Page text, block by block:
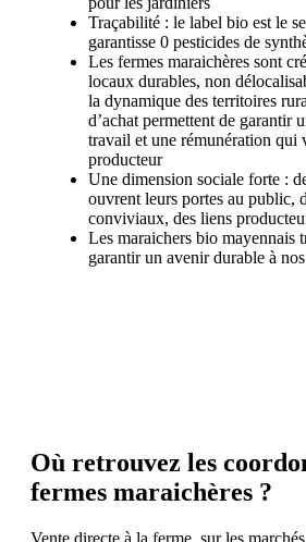
Traçabilité : le label bio est le
garantisse 0 pesticides de
Les fermes maraichères sont
locaux durables, non
la dynamique des territoires
d’achat permettent de garantir
travail et une rémunération qui
producteur
Une dimension sociale forte :
ouvrent leurs portes au public,
conviviaux, des liens
Les maraichers bio mayennais
garantir un avenir durable à
Où retrouvez les
fermes maraichères ?
Vente directe à la ferme, sur les